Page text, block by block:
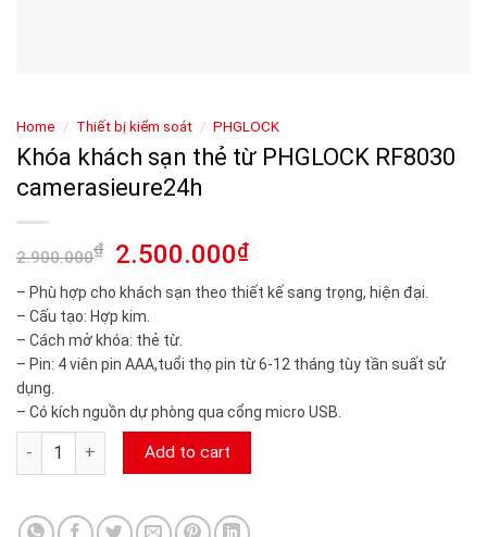
Home / Thiết bị kiểm soát / PHGLOCK
Khóa khách sạn thẻ từ PHGLOCK RF8030
camerasieure24h
2.900.000₫ 2.500.000₫
– Phù hợp cho khách sạn theo thiết kế sang trọng, hiện đại.
– Cấu tạo: Hợp kim.
– Cách mở khóa: thẻ từ.
– Pin: 4 viên pin AAA,tuổi thọ pin từ 6-12 tháng tùy tần suất sử
dụng.
– Có kích nguồn dự phòng qua cổng micro USB.
Khóa khách sạn thẻ từ PHGLOCK RF8030 camerasieure24h
Add to cart